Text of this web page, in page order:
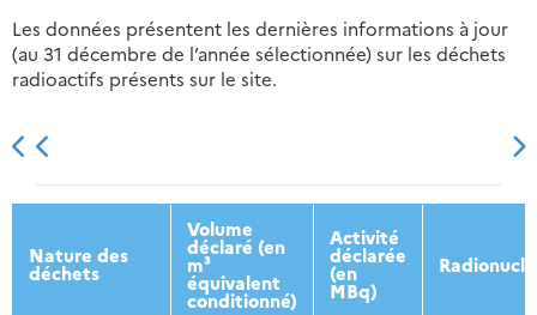
Les données présentent les dernières informations à jour
(au 31 décembre de l’année sélectionnée) sur les déchets
radioactifs présents sur le site.
2013 2014 2015 2016
Nature des
déchets
Volume
déclaré (en
m³
équivalent
conditionné)
Activité
déclarée
(en
MBq)